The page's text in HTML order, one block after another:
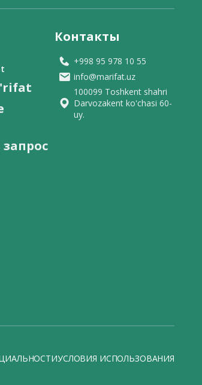
Контакты
+998 95 978 10 55
info@marifat.uz
100099 Toshkent shahri
Darvozakent ko'chasi 60-
uy.
УСЛОВИЯ ИСПОЛЬЗОВАНИЯ